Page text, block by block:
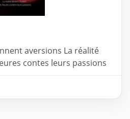
aversions La réalité
contes leurs passions